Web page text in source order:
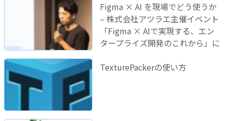
Figma × AI を現場でどう使うか
– 株式会社アツラエ主催イベント
「Figma × AIで実現する、エン
タープライズ開発のこれから」に
TexturePackerの使い方